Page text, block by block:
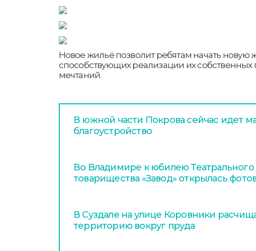
Новое жильё позволит ребятам начать новую
способствующих реализации их собственных
мечтаний.
В южной части Покрова сейчас идет
благоустройство
Во Владимире к юбилею Театрального
товарищества «Завод» открылась
В Суздале на улице Коровники
территорию вокруг пруда